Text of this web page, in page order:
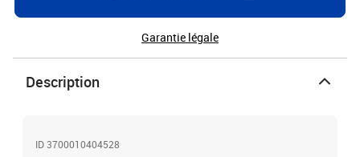
Garantie légale
Description
ID 3700010404528